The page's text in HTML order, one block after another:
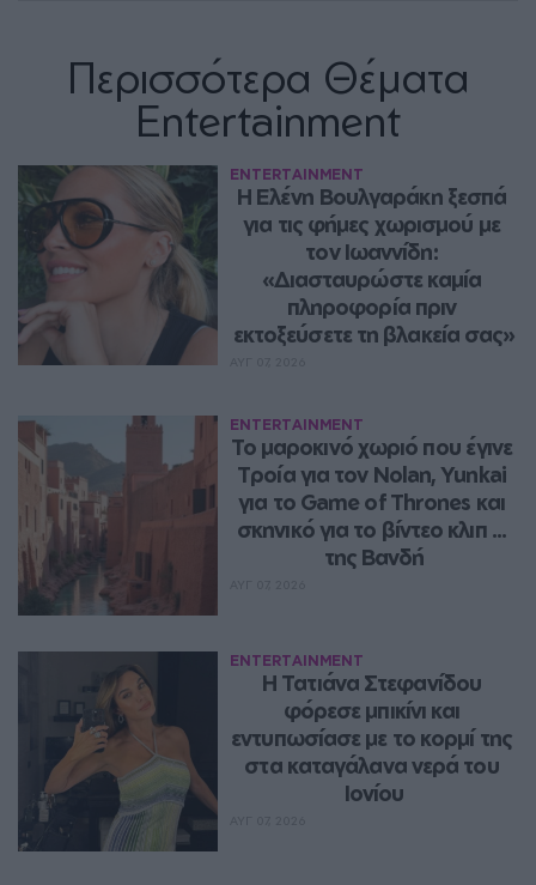
Περισσότερα Θέματα
Entertainment
ENTERTAINMENT
Η Ελένη Βουλγαράκη ξεσπά
για τις φήμες χωρισμού με
τον Ιωαννίδη:
«Διασταυρώστε καμία
πληροφορία πριν
εκτοξεύσετε τη βλακεία σας»
ENTERTAINMENT
Το μαροκινό χωριό που έγινε
Τροία για τον Nolan, Yunkai
για το Game of Thrones και
σκηνικό για το βίντεο κλιπ ...
της Βανδή
ENTERTAINMENT
Η Τατιάνα Στεφανίδου
φόρεσε μπικίνι και
εντυπωσίασε με το κορμί της
στα καταγάλανα νερά του
Ιονίου